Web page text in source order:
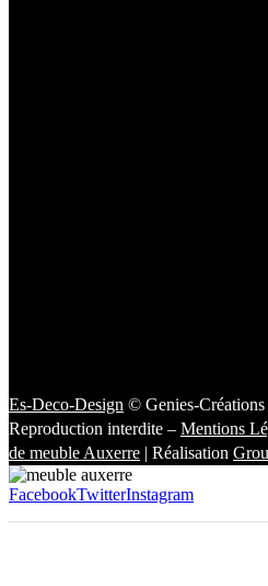
Es-Deco-Design © Genies-Créations
Reproduction interdite – Mentions
de meuble Auxerre | Réalisation
FacebookTwitterInstagram